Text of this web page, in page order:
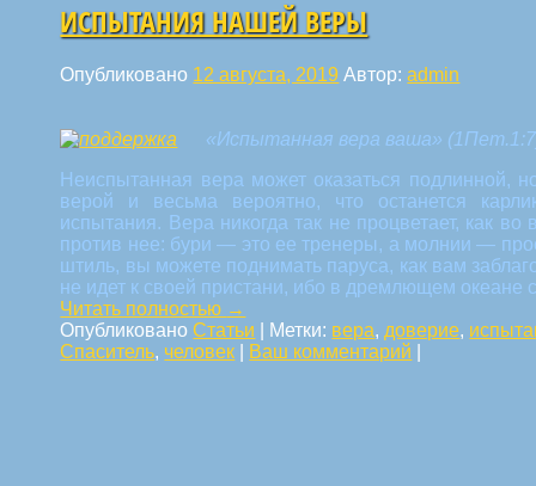
ИСПЫТАНИЯ НАШЕЙ ВЕРЫ
Опубликовано 12 августа, 2019 Автор:admin
«Испытанная вера ваша»
Неиспытанная вера может оказаться подлинной,
верой и весьма вероятно, что останется
испытания. Вера никогда так не процветает, как
против нее: бури — это ее тренеры, а молнии —
штиль, вы можете поднимать паруса, как вам
не идет к своей пристани, ибо в дремлющем океане
Читать полностью →
ОпубликованоСтатьи Метки: вера, доверие,
Спаситель, человек Ваш комментарий